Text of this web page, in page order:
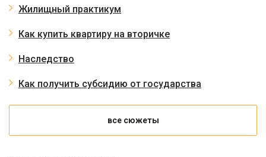
Жилищный практикум
Как купить квартиру на вторичке
Наследство
Как получить субсидию от государства
все сюжеты